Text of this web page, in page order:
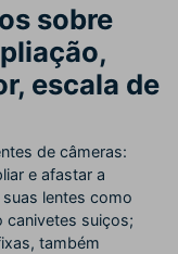
sobre
escala de
de câmeras:
e afastar a
lentes como
canivetes suiços;
também